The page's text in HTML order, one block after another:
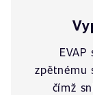
zpětnému
čímž